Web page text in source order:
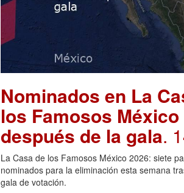
Nominados en La
los Famosos México
después de la gala.
La Casa de los Famosos México 2026: siete
nominados para la eliminación esta semana
gala de votación.